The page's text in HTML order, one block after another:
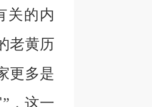
关的内
老黄历
更多是
，这一